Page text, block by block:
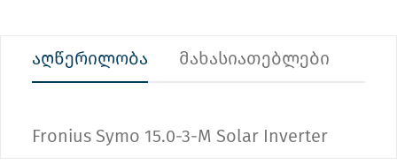
აღწერილობა მახასიათებლები
Fronius Symo 15.0-3-M Solar Inverter